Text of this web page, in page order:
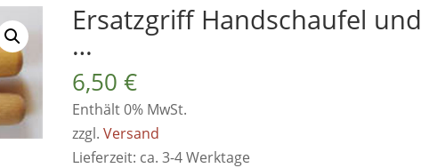
Ersatzgriff Handschaufel und
…
6,50€
Enthält 0% MwSt.
zzgl.Versand
Lieferzeit: ca. 3-4 Werktage